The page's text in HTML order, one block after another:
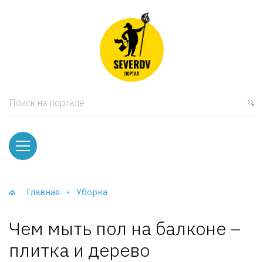
Поиск на портале
Главная Уборка
Чем мыть пол на балконе –
плитка и дерево
и тумбы